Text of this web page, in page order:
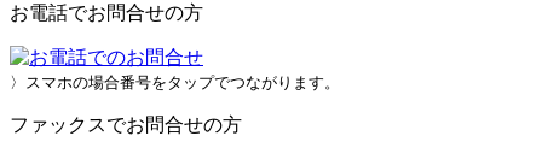
お電話でお問合せの方
〉スマホの場合番号をタップでつながります。
ファックスでお問合せの方